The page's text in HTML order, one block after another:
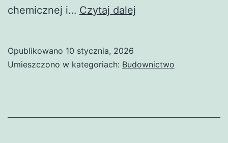
chemicznej i… Czytaj dalej
–
Opublikowano 10 stycznia, 2026
Umieszczono w kategoriach: Budownictwo